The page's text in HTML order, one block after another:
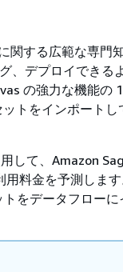
関する広範な専門
、デプロイできる
の強力な機能の 1
トをインポートし
して、Amazon
料金を予測しま
をデータフローに